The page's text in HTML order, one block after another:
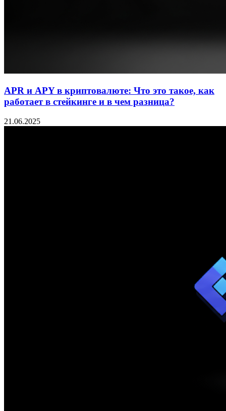
APR и APY в криптовалюте: Что это такое, как
работает в стейкинге и в чем разница?
21.06.2025